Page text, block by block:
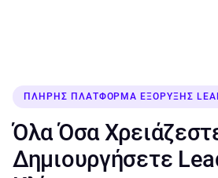
ΠΛΉΡΗΣ ΠΛΑΤΦΌΡΜΑ ΕΞΌΡΥΞΗΣ
Όλα Όσα
Δημιουργήσετε